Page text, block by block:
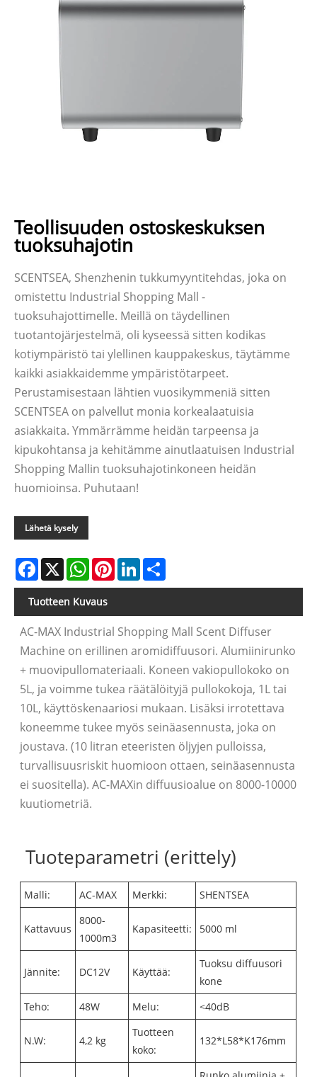
Teollisuuden ostoskeskuksen
tuoksuhajotin
SCENTSEA, Shenzhenin tukkumyyntitehdas, joka on
omistettu Industrial Shopping Mall -
tuoksuhajottimelle. Meillä on täydellinen
tuotantojärjestelmä, oli kyseessä sitten kodikas
kotiympäristö tai ylellinen kauppakeskus, täytämme
kaikki asiakkaidemme ympäristötarpeet.
Perustamisestaan ​​lähtien vuosikymmeniä sitten
SCENTSEA on palvellut monia korkealaatuisia
asiakkaita. Ymmärrämme heidän tarpeensa ja
kipukohtansa ja kehitämme ainutlaatuisen Industrial
Shopping Mallin tuoksuhajotinkoneen heidän
huomioinsa. Puhutaan!
Lähetä kysely
Facebook
X WhatsAppPinterestLinkedIn
Tuotteen Kuvaus
AC-MAX Industrial Shopping Mall Scent Diffuser
Machine on erillinen aromidiffuusori. Alumiinirunko
+ muovipullomateriaali. Koneen vakiopullokoko on
5L, ja voimme tukea räätälöityjä pullokokoja, 1L tai
10L, käyttöskenaariosi mukaan. Lisäksi irrotettava
koneemme tukee myös seinäasennusta, joka on
joustava. (10 litran eteeristen öljyjen pulloissa,
turvallisuusriskit huomioon ottaen, seinäasennusta
ei suositella). AC-MAXin diffuusioalue on 8000-10000
kuutiometriä.
Tuoteparametri (erittely)
Malli: AC-MAX Merkki: SHENTSEA
Kattavuus
8000-
1000m3
Kapasiteetti: 5000 ml
Jännite: DC12V Käyttää:
Tuoksu diffuusori
kone
Teho:
48W Melu: <40dB
N.W: 4,2 kg
Tuotteen
koko:
132*L58*K176mm